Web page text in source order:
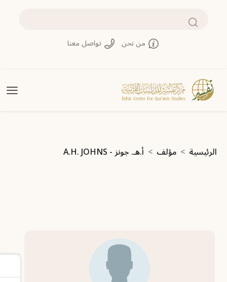
بحث
من نحن تواصل معنا
مسار التنقل
الرئيسية مؤلف أ.هـ. جونز - A.H. JOHNS